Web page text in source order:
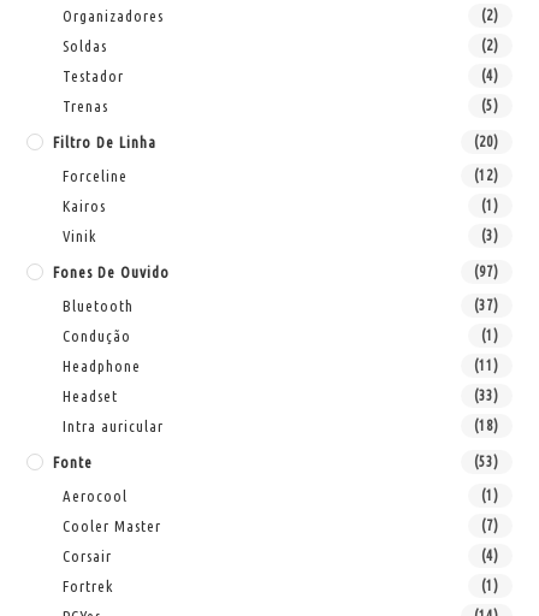
Organizadores (2)
Soldas (2)
Testador (4)
Trenas (5)
Filtro De Linha (20)
Forceline (12)
Kairos (1)
Vinik (3)
Fones De Ouvido (97)
Bluetooth (37)
Condução (1)
Headphone (11)
Headset (33)
Intra auricular (18)
Fonte (53)
Aerocool (1)
Cooler Master (7)
Corsair (4)
Fortrek (1)